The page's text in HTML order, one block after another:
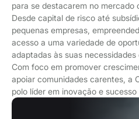
para se destacarem no mercado
Desde capital de risco até
pequenas empresas,
acesso a uma variedade de
adaptadas às suas necessidades
Com foco em promover
apoiar comunidades carentes, a
polo líder em inovação e sucesso